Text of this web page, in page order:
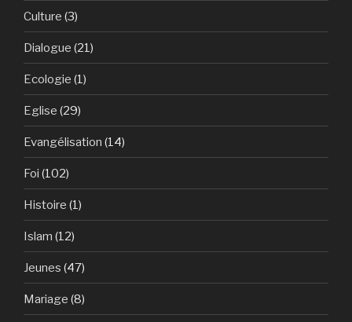
Culture (3)
Dialogue (21)
Ecologie (1)
Eglise (29)
Evangélisation (14)
Foi (102)
Histoire (1)
Islam (12)
Jeunes (47)
Mariage (8)